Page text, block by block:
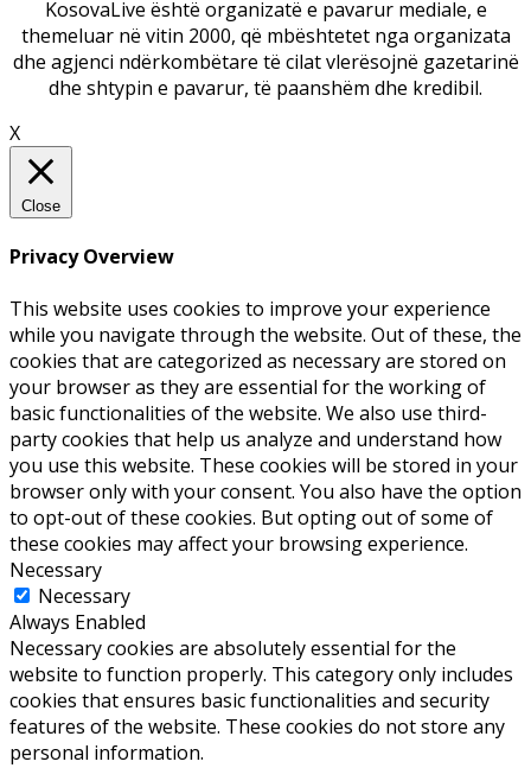
KosovaLive është organizatë e pavarur mediale, e
themeluar në vitin 2000, që mbështetet nga organizata
dhe agjenci ndërkombëtare të cilat vlerësojnë gazetarinë
dhe shtypin e pavarur, të paanshëm dhe kredibil.
X
Close
Privacy Overview
This website uses cookies to improve your experience
while you navigate through the website. Out of these, the
cookies that are categorized as necessary are stored on
your browser as they are essential for the working of
basic functionalities of the website. We also use third-
party cookies that help us analyze and understand how
you use this website. These cookies will be stored in your
browser only with your consent. You also have the option
to opt-out of these cookies. But opting out of some of
these cookies may affect your browsing experience.
Necessary
Necessary
Always Enabled
Necessary cookies are absolutely essential for the
website to function properly. This category only includes
cookies that ensures basic functionalities and security
features of the website. These cookies do not store any
personal information.